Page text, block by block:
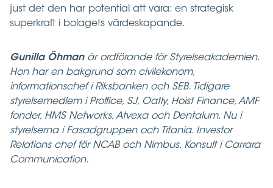
just det den har potential att vara: en strategisk
superkraft i bolagets värdeskapande.
Gunilla Öhmanär ordförande för Styrelseakademien.
Hon har en bakgrund som civilekonom,
informationschef i Riksbanken och SEB. Tidigare
styrelsemedlem i Proffice, SJ, Oatly, Hoist Finance, AMF
fonder, HMS Networks, Atvexa och Dentalum. Nu i
styrelserna i Fasadgruppen och Titania. Investor
Relations chef för NCAB och Nimbus. Konsult i Carrara
Communication.